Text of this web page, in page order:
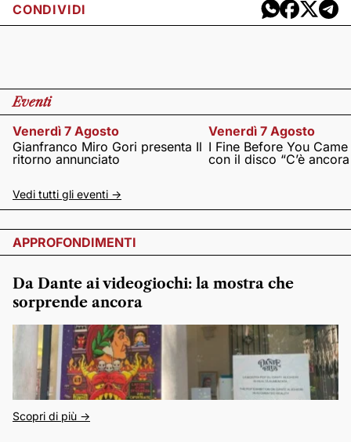
CONDIVIDI
Eventi
Venerdì 7 Agosto
Gianfranco Miro Gori presenta Il
ritorno annunciato
Venerdì 7 Agosto
I Fine Before You
con il disco “C’è
Vedi tutti gli eventi ->
APPROFONDIMENTI
Da Dante ai videogiochi: la mostra che
sorprende ancora
Scopri di più ->